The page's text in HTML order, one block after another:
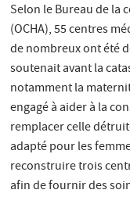
Selon le Bureau de
(OCHA), 55 centres
de nombreux ont été
soutenait avant la
notamment la
engagé à aider à la
remplacer celle
adapté pour les
reconstruire trois
afin de fournir des